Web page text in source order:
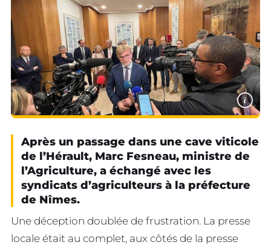
i
Après un passage dans une cave viticole
de l’Hérault, Marc Fesneau, ministre de
l’Agriculture, a échangé avec les
syndicats d’agriculteurs à la préfecture
de Nîmes.
Une déception doublée de frustration. La presse
locale était au complet, aux côtés de la presse